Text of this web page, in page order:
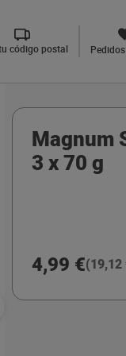
código postal
Magnum
3 x 70 g
4,99 €(19,12